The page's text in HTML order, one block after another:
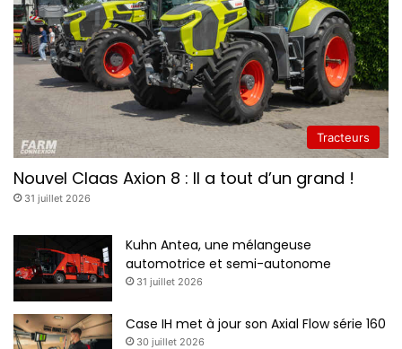
Tracteurs
Nouvel Claas Axion 8 : Il a tout d’un grand !
31 juillet 2026
Kuhn Antea, une mélangeuse
automotrice et semi-autonome
31 juillet 2026
Case IH met à jour son Axial Flow série 160
30 juillet 2026